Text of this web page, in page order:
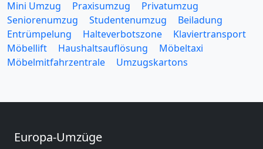
Mini Umzug
Praxisumzug
Privatumzug
Seniorenumzug
Studentenumzug
Beiladung
Entrümpelung
Halteverbotszone
Klaviertransport
Möbellift
Haushaltsauflösung
Möbeltaxi
Möbelmitfahrzentrale
Umzugskartons
Europa-Umzüge